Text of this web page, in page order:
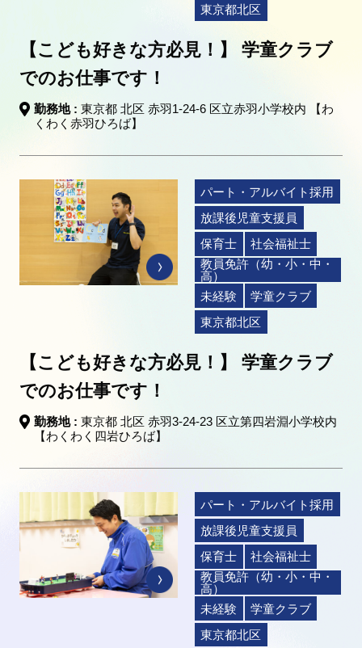
東京都北区
【こども好きな方必見！】 学童クラブ
でのお仕事です！
勤務地 : 東京都 北区 赤羽1-24-6 区立赤羽小学校内 【わ
くわく赤羽ひろば】
パート・アルバイト採用
放課後児童支援員
保育士
社会福祉士
教員免許（幼・小・中・
高）
未経験
学童クラブ
東京都北区
【こども好きな方必見！】 学童クラブ
でのお仕事です！
勤務地 : 東京都 北区 赤羽3-24-23 区立第四岩淵小学校内
【わくわく四岩ひろば】
パート・アルバイト採用
放課後児童支援員
保育士
社会福祉士
教員免許（幼・小・中・
高）
未経験
学童クラブ
東京都北区